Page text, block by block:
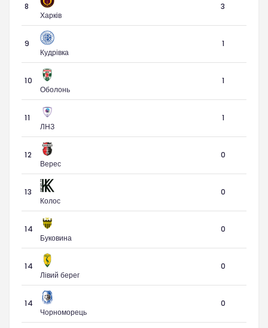
8
Харків
3
9
Кудрівка
1
10
Оболонь
1
11
ЛНЗ
1
12
Верес
0
13
Колос
0
14
Буковина
0
14
Лівий берег
0
14
Чорноморець
0